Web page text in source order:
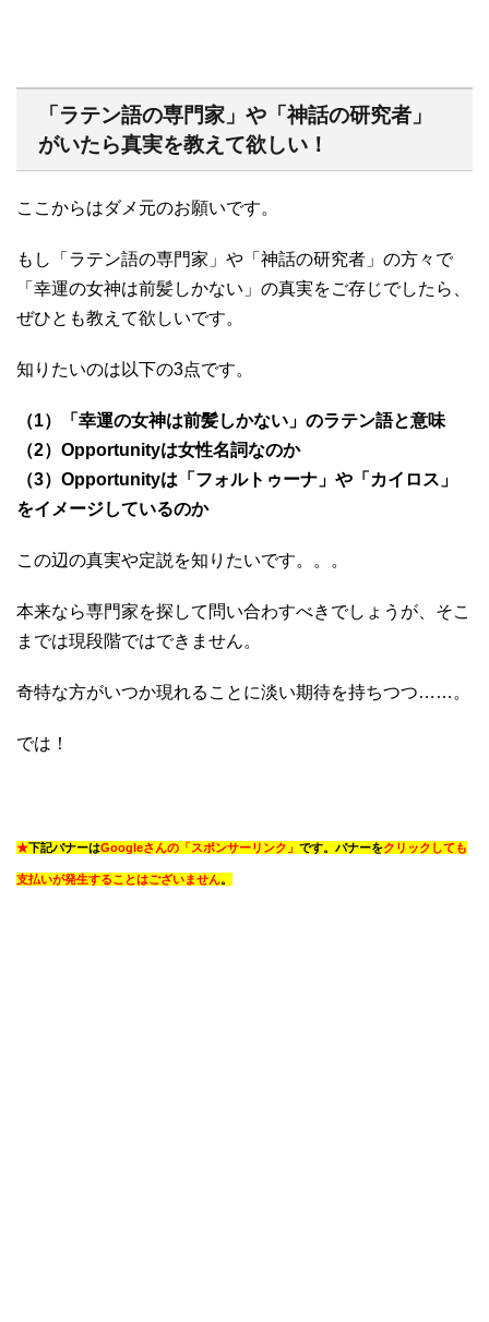
「ラテン語の専門家」や「神話の研究者」
がいたら真実を教えて欲しい！
ここからはダメ元のお願いです。
もし「ラテン語の専門家」や「神話の研究者」の方々で
「幸運の女神は前髪しかない」の真実をご存じでしたら、
ぜひとも教えて欲しいです。
知りたいのは以下の3点です。
（1）「幸運の女神は前髪しかない」のラテン語と意味
（2）Opportunityは女性名詞なのか
（3）Opportunityは「フォルトゥーナ」や「カイロス」
をイメージしているのか
この辺の真実や定説を知りたいです。。。
本来なら専門家を探して問い合わすべきでしょうが、そこ
までは現段階ではできません。
奇特な方がいつか現れることに淡い期待を持ちつつ……。
では！
★下記バナーはGoogleさんの「スポンサーリンク」 です。バナーをクリックしても
支払いが発生することはございません。